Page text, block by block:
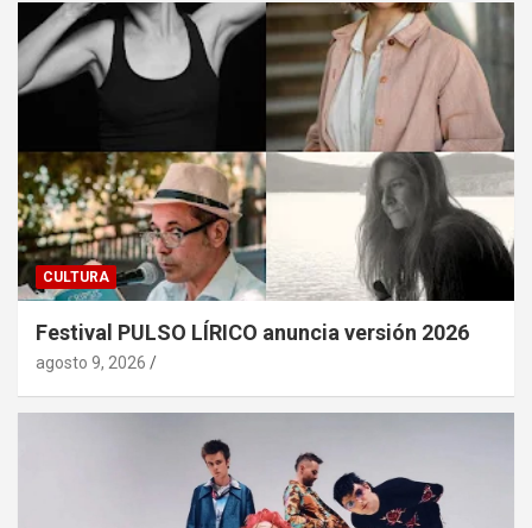
CULTURA
Festival PULSO LÍRICO anuncia versión 2026
agosto 9, 2026